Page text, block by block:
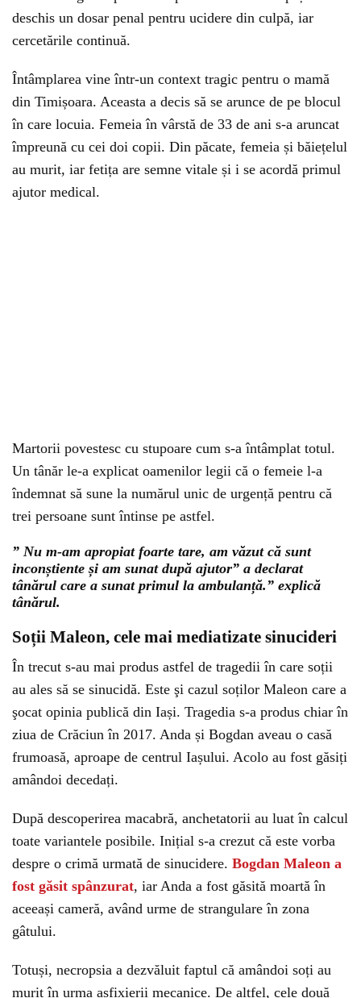
deschis un dosar penal pentru ucidere din culpă, iar
cercetările continuă.
Întâmplarea vine într-un context tragic pentru o mamă
din Timișoara. Aceasta a decis să se arunce de pe blocul
în care locuia. Femeia în vârstă de 33 de ani s-a aruncat
împreună cu cei doi copii. Din păcate, femeia și băiețelul
au murit, iar fetița are semne vitale și i se acordă primul
ajutor medical.
Martorii povestesc cu stupoare cum s-a întâmplat totul.
Un tânăr le-a explicat oamenilor legii că o femeie l-a
îndemnat să sune la numărul unic de urgență pentru că
trei persoane sunt întinse pe astfel.
” Nu m-am apropiat foarte tare, am văzut că sunt
inconștiente și am sunat după ajutor” a declarat
tânărul care a sunat primul la ambulanță.” explică
tânărul.
Soții Maleon, cele mai mediatizate sinucideri
În trecut s-au mai produs astfel de tragedii în care soții
au ales să se sinucidă. Este şi cazul soților Maleon care a
şocat opinia publică din Iași. Tragedia s-a produs chiar în
ziua de Crăciun în 2017. Anda și Bogdan aveau o casă
frumoasă, aproape de centrul Iașului. Acolo au fost găsiți
amândoi decedați.
După descoperirea macabră, anchetatorii au luat în calcul
toate variantele posibile. Inițial s-a crezut că este vorba
despre o crimă urmată de sinucidere. Bogdan Maleon a
fost găsit spânzurat, iar Anda a fost găsită moartă în
aceeași cameră, având urme de strangulare în zona
gâtului.
Totuși, necropsia a dezvăluit faptul că amândoi soți au
murit în urma asfixierii mecanice. De altfel, cele două